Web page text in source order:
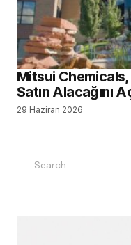
Mitsui
Satın Alacağını
29 Haziran 2026